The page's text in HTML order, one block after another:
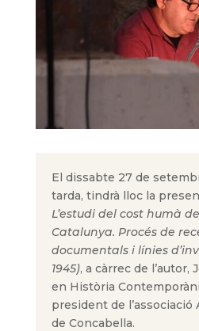
El dissabte 27 de
tarda, tindrà lloc la
L’estudi del cost humà
Catalunya. Procés de
documentals i línies
1945), a càrrec de l’autor,
en Història
president de l’associació
de Concabella.